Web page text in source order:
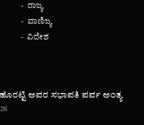
ರಾಜ್ಯ
ವಾಣಿಜ್ಯ
ವಿದೇಶ
ಅವರ ಸಭಾಪತಿ ಪರ್ವ ಅಂತ್ಯ